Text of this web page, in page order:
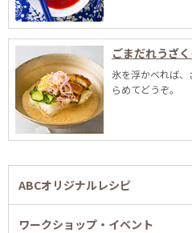
ごまだれうざ
氷を浮かべれば
らめてどうぞ。
ABCオリジナルレシピ
ワークショップ・イベント